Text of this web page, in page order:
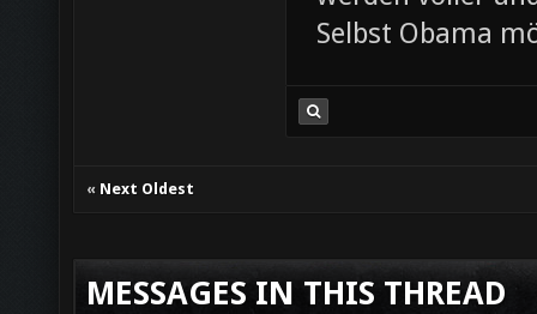
Selbst Obama
« Next Oldest
MESSAGES IN THIS THREAD